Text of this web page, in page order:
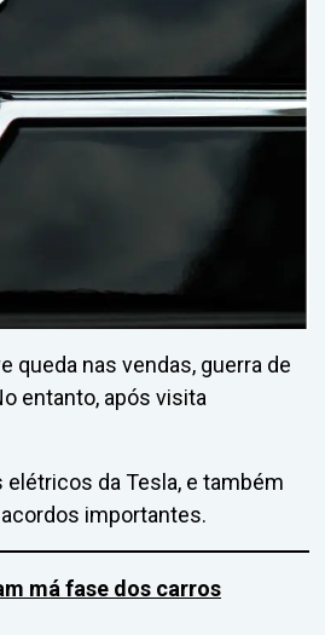
queda nas vendas, guerra de
entanto, após visita
da Tesla, e também
importantes.
má fase dos carros